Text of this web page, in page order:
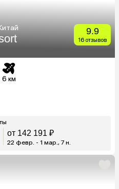
9.9
16 отзывов
6 км
от 142 191 ₽
22 февр. - 1 мар., 7 н.